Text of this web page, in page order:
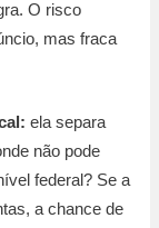
O risco
mas fraca
ela separa
não pode
federal? Se a
a chance de